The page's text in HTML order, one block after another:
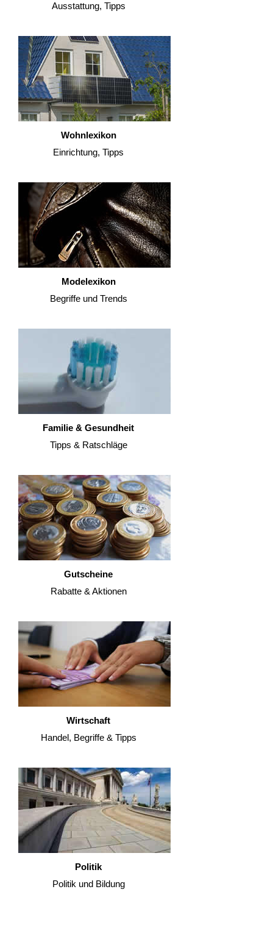
Ausstattung, Tipps
Wohnlexikon
Einrichtung, Tipps
Modelexikon
Begriffe und Trends
Familie & Gesundheit
Tipps & Ratschläge
Gutscheine
Rabatte & Aktionen
Wirtschaft
Handel, Begriffe & Tipps
Politik
Politik und Bildung